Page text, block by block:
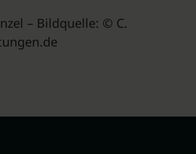
– Bildquelle: © C.